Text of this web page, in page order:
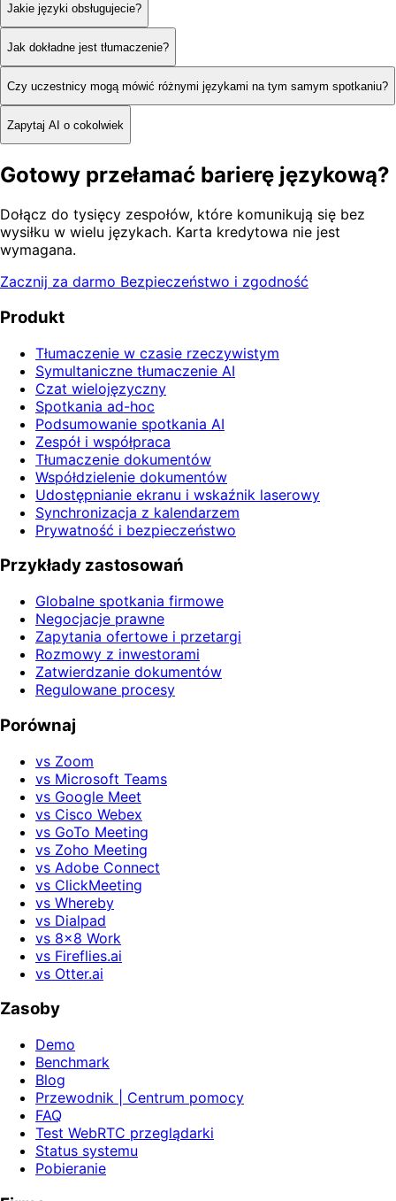
Jakie języki obsługujecie?
Jak dokładne jest tłumaczenie?
Czy uczestnicy mogą mówić różnymi językami na tym samym spotkaniu?
Zapytaj AI o cokolwiek
Gotowy przełamać barierę językową?
Dołącz do tysięcy zespołów, które komunikują się bez
wysiłku w wielu językach. Karta kredytowa nie jest
wymagana.
Zacznij za darmo Bezpieczeństwo i zgodność
Produkt
Tłumaczenie w czasie rzeczywistym
Symultaniczne tłumaczenie AI
Czat wielojęzyczny
Spotkania ad-hoc
Podsumowanie spotkania AI
Zespół i współpraca
Tłumaczenie dokumentów
Współdzielenie dokumentów
Udostępnianie ekranu i wskaźnik laserowy
Synchronizacja z kalendarzem
Prywatność i bezpieczeństwo
Przykłady zastosowań
Globalne spotkania firmowe
Negocjacje prawne
Zapytania ofertowe i przetargi
Rozmowy z inwestorami
Zatwierdzanie dokumentów
Regulowane procesy
Porównaj
vs Zoom
vs Microsoft Teams
vs Google Meet
vs Cisco Webex
vs GoTo Meeting
vs Zoho Meeting
vs Adobe Connect
vs ClickMeeting
vs Whereby
vs Dialpad
vs 8x8 Work
vs Fireflies.ai
vs Otter.ai
Zasoby
Demo
Benchmark
Blog
Przewodnik | Centrum pomocy
FAQ
Test WebRTC przeglądarki
Status systemu
Pobieranie